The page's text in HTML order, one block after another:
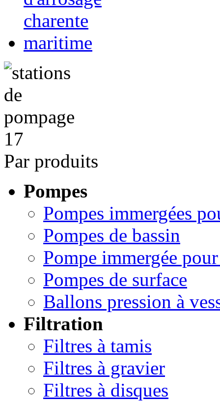
Par produits
Pompes
Pompes immergées
Pompes de bassin
Pompe immergée
Pompes de surface
Ballons pression à
Filtration
Filtres à tamis
Filtres à gravier
Filtres à disques